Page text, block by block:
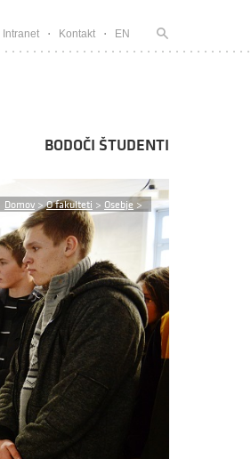
Intranet Kontakt EN
BODOČI ŠTUDENTI
Domov > O fakulteti > Osebje >